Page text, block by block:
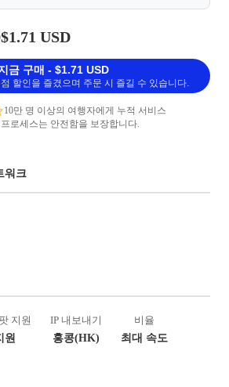
$1.71 USD
금 구매 - $1.71 USD
할인을 즐겼으며 주문 시 즐길 수 있습니다.
10만 명 이상의 여행자에게 누적 서비스
로세스는 안전함을 보장합니다.
워크
지원
원
IP 내보내기
홍콩(HK)
비율
최대 속도